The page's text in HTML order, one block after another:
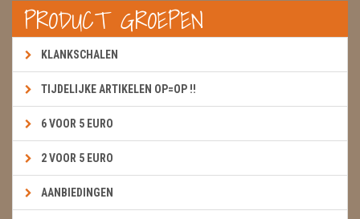
PRODUCT GROEPEN
KLANKSCHALEN
TIJDELIJKE ARTIKELEN OP=OP !!
6 VOOR 5 EURO
2 VOOR 5 EURO
AANBIEDINGEN